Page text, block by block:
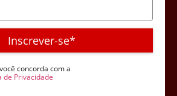
Inscrever-se*
concorda com a
de Privacidade